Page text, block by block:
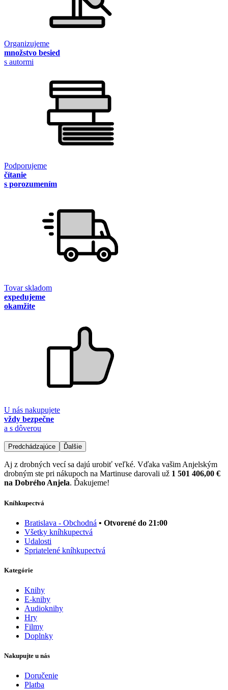
Organizujeme
množstvo besied
s autormi
Podporujeme
čítanie
s porozumením
Tovar skladom
expedujeme
okamžite
U nás nakupujete
vždy bezpečne
a s dôverou
Predchádzajúce Ďalšie
Aj z drobných vecí sa dajú urobiť veľké. Vďaka vašim Anjelským
drobným ste pri nákupoch na Martinuse darovali už 1 501 406,00 €
na Dobrého Anjela. Ďakujeme!
Kníhkupectvá
Bratislava - Obchodná • Otvorené do 21:00
Všetky kníhkupectvá
Udalosti
Spriatelené kníhkupectvá
Kategórie
Knihy
E-knihy
Audioknihy
Hry
Filmy
Doplnky
Nakupujte u nás
Doručenie
Platba